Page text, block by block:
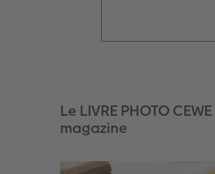
Le LIVRE PHOTO
magazine